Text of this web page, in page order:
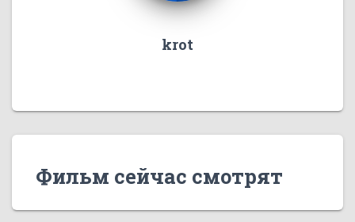
krot
Фильм сейчас смотрят